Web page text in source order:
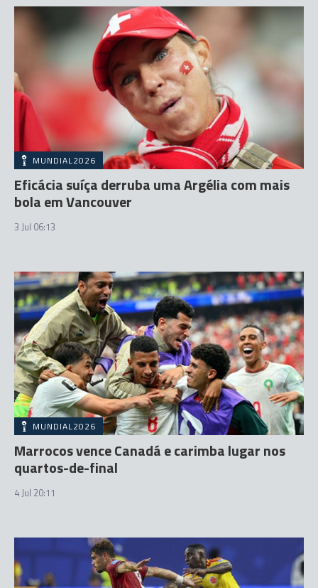
MUNDIAL2026
Eficácia suíça derruba uma Argélia com mais
bola em Vancouver
3 Jul 06:13
MUNDIAL2026
Marrocos vence Canadá e carimba lugar nos
quartos-de-final
4 Jul 20:11